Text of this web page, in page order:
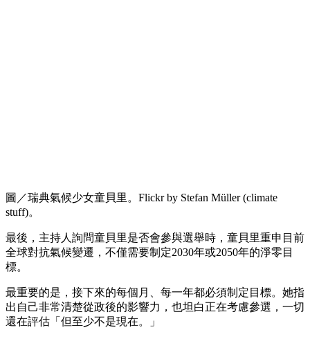
圖／瑞典氣候少女童貝里。Flickr by Stefan Müller (climate
stuff)。
最後，主持人詢問童貝里是否會參與選舉時，童貝里重申目前
全球對抗氣候變遷，不僅需要制定2030年或2050年的淨零目
標。
最重要的是，接下來的每個月、每一年都必須制定目標。她指
出自己非常清楚從政後的影響力，也坦白正在考慮參選，一切
還在評估「但至少不是現在。」